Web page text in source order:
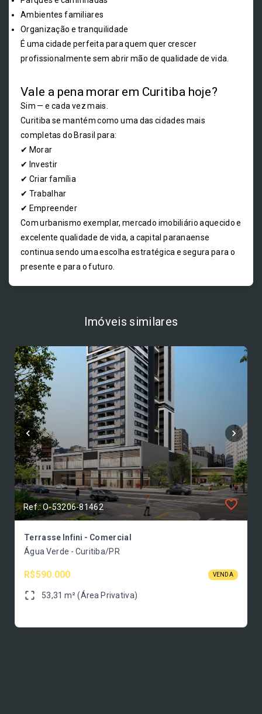
Ambientes familiares
Organização e tranquilidade
É uma cidade perfeita para quem quer crescer
profissionalmente sem abrir mão de qualidade de vida.
Vale a pena morar em Curitiba hoje?
Sim — e cada vez mais.
Curitiba se mantém como uma das cidades mais
completas do Brasil para:
✔ Morar
✔ Investir
✔ Criar família
✔ Trabalhar
✔ Empreender
Com urbanismo exemplar, mercado imobiliário aquecido e
excelente qualidade de vida, a capital paranaense
continua sendo uma escolha estratégica e segura para o
presente e para o futuro.
Imóveis similares
Ref.: O-53206-81462
Terrasse Infini - Comercial
Água Verde - Curitiba/PR
R$590.000 VENDA
53,31 m² (Área Privativa)